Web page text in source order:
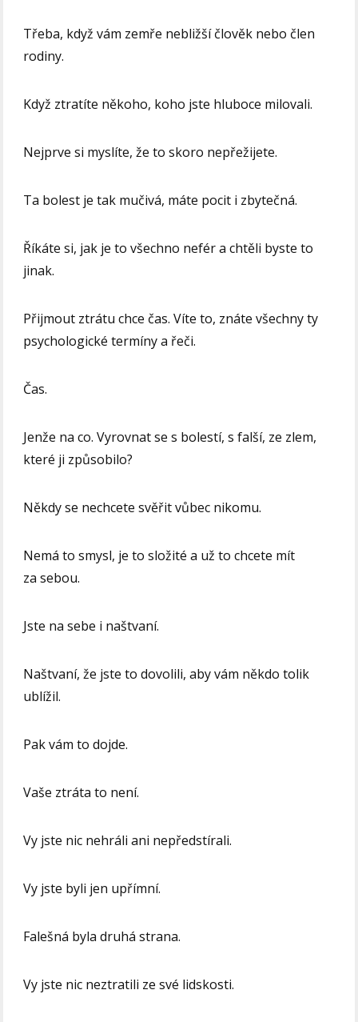
Třeba, když vám zemře nebližší člověk nebo člen
rodiny.
Když ztratíte někoho, koho jste hluboce milovali.
Nejprve si myslíte, že to skoro nepřežijete.
Ta bolest je tak mučivá, máte pocit i zbytečná.
Říkáte si, jak je to všechno nefér a chtěli byste to
jinak.
Přijmout ztrátu chce čas. Víte to, znáte všechny ty
psychologické termíny a řeči.
Čas.
Jenže na co. Vyrovnat se s bolestí, s falší, ze zlem,
které ji způsobilo?
Někdy se nechcete svěřit vůbec nikomu.
Nemá to smysl, je to složité a už to chcete mít
za sebou.
Jste na sebe i naštvaní.
Naštvaní, že jste to dovolili, aby vám někdo tolik
ublížil.
Pak vám to dojde.
Vaše ztráta to není.
Vy jste nic nehráli ani nepředstírali.
Vy jste byli jen upřímní.
Falešná byla druhá strana.
Vy jste nic neztratili ze své lidskosti.